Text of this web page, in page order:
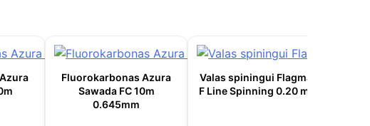
Fluorokarbonas Azura
Sawada FC 10m
0.645mm
Valas spiningui Flagman
F Line Spinning 0.20 mm